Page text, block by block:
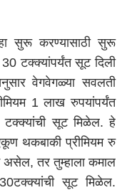
सुरू करण्यासाठी सुरू
टक्क्यांपर्यंत सूट दिली
वेगवेगळ्या सवलती
1 लाख रुपयांपर्यंत
सूट मिळेल. हे
थकबाकी प्रीमियम रु
तर तुम्हाला कमाल
सूट मिळेल.